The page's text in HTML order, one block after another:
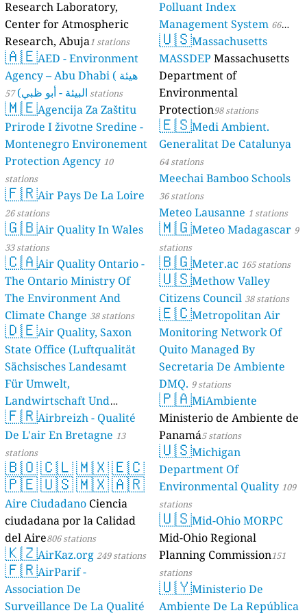
Research Laboratory,
Center for Atmospheric
Research, Abuja1 stations
🇦🇪AED - Environment
Agency – Abu Dhabi ( هيئة
البيئة - أبو ظبي) 57 stations
🇲🇪Agencija Za Zaštitu
Prirode I životne Sredine -
Montenegro Environement
Protection Agency 10
stations
🇫🇷Air Pays De La Loire
26 stations
🇬🇧Air Quality In Wales
33 stations
🇨🇦Air Quality Ontario -
The Ontario Ministry Of
The Environment And
Climate Change 38 stations
🇩🇪Air Quality, Saxon
State Office (Luftqualität
Sächsisches Landesamt
Für Umwelt,
Landwirtschaft Und
Geologie) 50 stations
🇫🇷Airbreizh - Qualité
De L'air En Bretagne 13
stations
🇧🇴🇨🇱🇲🇽🇪🇨
🇵🇪🇺🇸🇲🇽🇦🇷
Aire Ciudadano Ciencia
ciudadana por la Calidad
del Aire806 stations
🇰🇿AirKaz.org 249 stations
🇫🇷AirParif -
Association De
Surveillance De La Qualité
Polluant Index
Management System 66
stations
🇺🇸Massachusetts
MASSDEP Massachusetts
Department of
Environmental
Protection98 stations
🇪🇸Medi Ambient.
Generalitat De Catalunya
64 stations
Meechai Bamboo Schools
36 stations
Meteo Lausanne 1 stations
🇲🇬Meteo Madagascar 9
stations
🇧🇬Meter.ac 165 stations
🇺🇸Methow Valley
Citizens Council 38 stations
🇪🇨Metropolitan Air
Monitoring Network Of
Quito Managed By
Secretaria De Ambiente
DMQ. 9 stations
🇵🇦MiAmbiente
Ministerio de Ambiente de
Panamá5 stations
🇺🇸Michigan
Department Of
Environmental Quality 109
stations
🇺🇸Mid-Ohio MORPC
Mid-Ohio Regional
Planning Commission151
stations
🇺🇾Ministerio De
Ambiente De La República